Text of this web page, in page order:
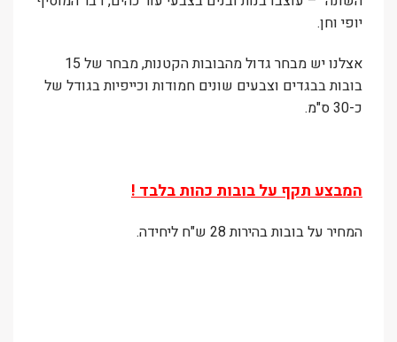
יופי וחן.
אצלנו יש מבחר גדול מהבובות הקטנות, מבחר של 15
בובות בבגדים וצבעים שונים חמודות וכייפיות בגודל של
כ-30 ס"מ.
המבצע תקף על בובות כהות בלבד !
המחיר על בובות בהירות 28 ש"ח ליחידה.